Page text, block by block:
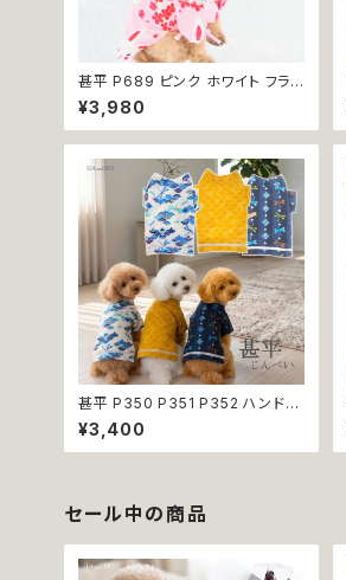
甚平 P689 ピンク ホワイト フラワ
ー 花 桜 うさぎ ラビット 祭り 夏祭
り 和装 和柄 古風 伝統 日本 夏 ド
ッグウエア ドックウェア 女の子 極
の服 犬洋服 犬の洋服 洋服 おしゃ
れ かわいい 可愛い 返品交換不可
¥3,980
甚平 P350 P351 P352 ハンドメ
イド ホワイト ネイビー カラシイエ
ロー とんぼ ドッグ ウェア ドッグウ
エア 犬 猫 ペット 服 犬服 猫服 犬
可
¥3,400
セール中の商品